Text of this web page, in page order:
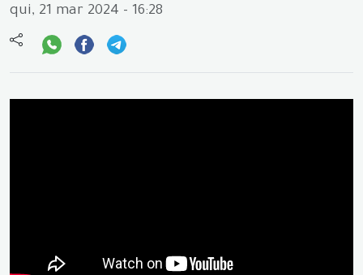
qui, 21 mar 2024 - 16:28